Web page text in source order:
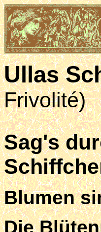
Ullas
Frivolité)
Sag's
Blumen
Die